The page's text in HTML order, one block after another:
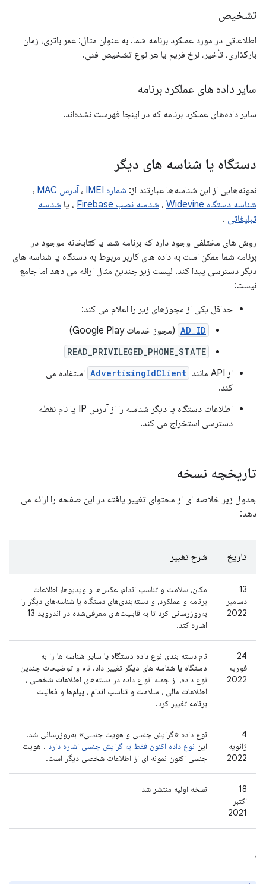
تشخیص
اطلاعاتی در مورد عملکرد برنامه شما. به عنوان مثال: عمر باتری، زمان
بارگذاری، تأخیر، نرخ فریم یا هر نوع تشخیص فنی.
سایر داده های عملکرد برنامه
سایر داده‌های عملکرد برنامه که در اینجا فهرست نشده‌اند.
دستگاه یا شناسه های دیگر
نمونه‌هایی از این شناسه‌ها عبارتند از: شماره IMEI ، آدرس MAC
،
شناسه دستگاه Widevine
، شناسه نصب Firebase ، یا شناسه
تبلیغاتی .
روش های مختلفی وجود دارد که برنامه شما یا کتابخانه موجود در
برنامه شما ممکن است به داده های کاربر مربوط به دستگاه یا شناسه های
دیگر دسترسی پیدا کند. لیست زیر چندین مثال ارائه می دهد اما جامع
نیست:
حداقل یکی از مجوزهای زیر را اعلام می کند:
AD_ID (مجوز خدمات Google Play)
READ_PRIVILEGED_PHONE_STATE
از API مانند AdvertisingIdClient استفاده می
کند.
اطلاعات دستگاه یا دیگر شناسه را از آدرس IP یا نام نقطه
دسترسی استخراج می کند.
تاریخچه نسخه
جدول زیر خلاصه ای از محتوای تغییر یافته در این صفحه را ارائه می
دهد:
تاریخ شرح تغییر
13
دسامبر
2022
مکان، سلامت و تناسب اندام، عکس‌ها و ویدیوها، اطلاعات
برنامه و عملکرد، و دسته‌بندی‌های دستگاه یا شناسه‌های دیگر را
به‌روزرسانی کرد تا به قابلیت‌های معرفی‌شده در اندروید 13
اشاره کند.
24
فوریه
2022
نام دسته بندی نوع داده دستگاه یا سایر شناسه ها را به
دستگاه یا شناسه های دیگر تغییر داد. نام و توضیحات چندین
نوع داده، از جمله انواع داده در دسته‌های اطلاعات شخصی ،
اطلاعات مالی ، سلامت و تناسب اندام ، پیام‌ها و فعالیت
برنامه تغییر کرد.
4
ژانویه
2022
نوع داده «گرایش جنسی و هویت جنسی» به‌روزرسانی شد.
این نوع داده اکنون فقط به گرایش جنسی اشاره دارد . هویت
جنسی اکنون نمونه ای از اطلاعات شخصی دیگر است.
18
اکتبر
2021
نسخه اولیه منتشر شد
،